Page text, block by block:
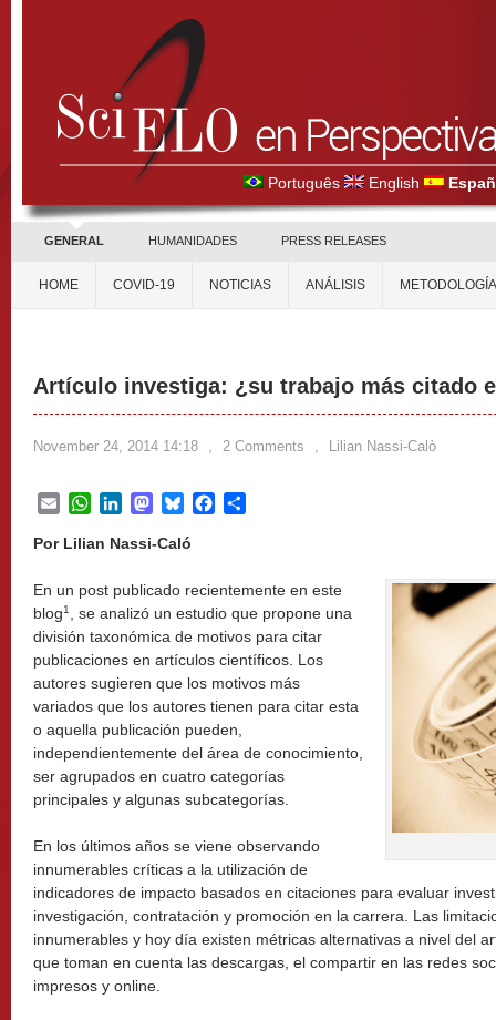
Português English
GENERAL HUMANIDADES PRESS RELEASES
HOME COVID-19 NOTICIAS ANÁLISIS METODOLOGÍA
Artículo investiga: ¿su trabajo más citado
November 24, 2014 14:18 , 2 Comments , Lilian Nassi-Calò
EmailWhatsApp
LinkedInMastodon
BlueskyFacebook
Por Lilian Nassi-Caló
En un post publicado recientemente en este
blog1
, se analizó un estudio que propone una
división taxonómica de motivos para citar
publicaciones en artículos científicos. Los
autores sugieren que los motivos más
variados que los autores tienen para citar esta
o aquella publicación pueden,
independientemente del área de conocimiento,
ser agrupados en cuatro categorías
principales y algunas subcategorías.
En los últimos años se viene observando
innumerables críticas a la utilización de
indicadores de impacto basados en citaciones para evaluar
investigación, contratación y promoción en la carrera. Las
innumerables y hoy día existen métricas alternativas a nivel del
que toman en cuenta las descargas, el compartir en las redes
impresos y online.